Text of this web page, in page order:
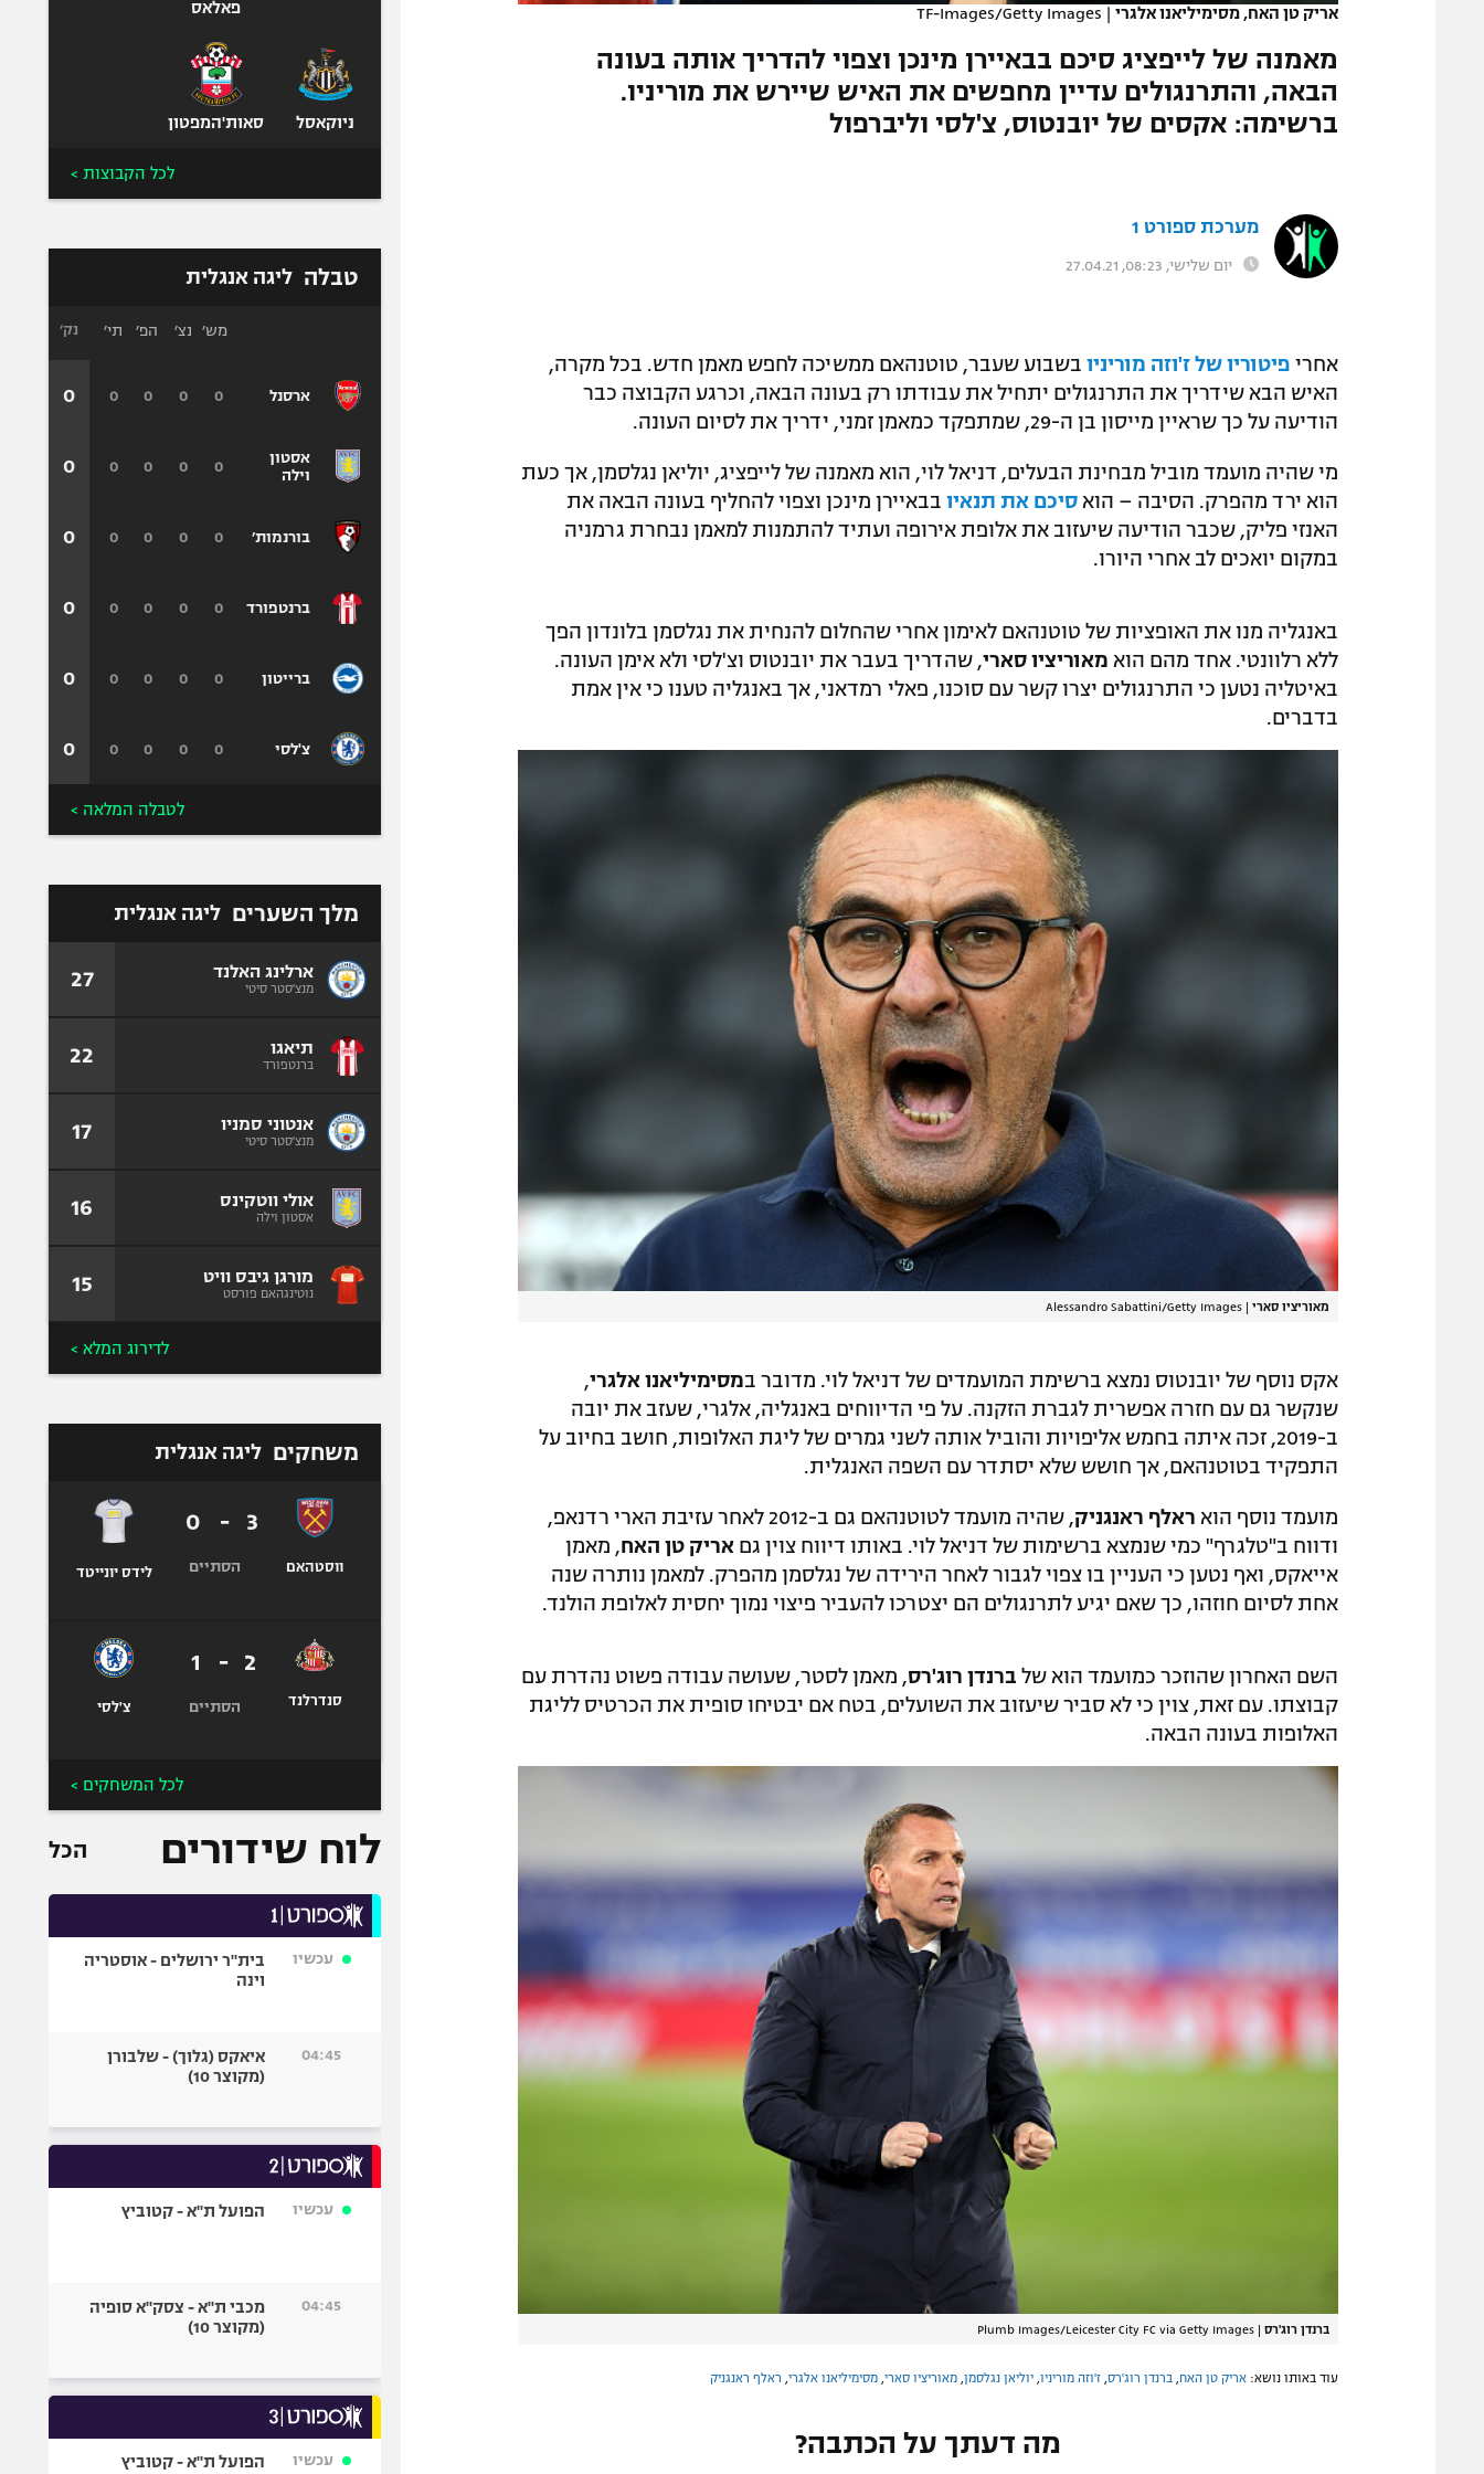
המגזיןאריק טן האח, מסימיליאנו אלגרי |
TF-Images/Getty Images
מאמנה של לייפציג סיכם בבאיירן מינכן וצפוי להדריך אותה בעונה
הבאה, והתרנגולים עדיין מחפשים את האיש שיירש את מוריניו.
ברשימה: אקסים של יובנטוס, צ'לסי וליברפול
מערכת ספורט 1
יום שלישי, 08:23, 27.04.21
אחרי פיטוריו של ז'וזה מוריניו בשבוע שעבר, טוטנהאם ממשיכה לחפש מאמן חדש. בכל מקרה,
האיש הבא שידריך את התרנגולים יתחיל את עבודתו רק בעונה הבאה, וכרגע הקבוצה כבר
הודיעה על כך שראיין מייסון בן ה-29, שמתפקד כמאמן זמני, ידריך את לסיום העונה.
מי שהיה מועמד מוביל מבחינת הבעלים, דניאל לוי, הוא מאמנה של לייפציג, יוליאן נגלסמן, אך כעת
הוא ירד מהפרק. הסיבה – הוא סיכם את תנאיו בבאיירן מינכן וצפוי להחליף בעונה הבאה את
האנזי פליק, שכבר הודיעה שיעזוב את אלופת אירופה ועתיד להתמנות למאמן נבחרת גרמניה
במקום יואכים לב אחרי היורו.
באנגליה מנו את האופציות של טוטנהאם לאימון אחרי שהחלום להנחית את נגלסמן בלונדון הפך
ללא רלוונטי. אחד מהם הוא מאוריציו סארי, שהדריך בעבר את יובנטוס וצ'לסי ולא אימן העונה.
באיטליה נטען כי התרנגולים יצרו קשר עם סוכנו, פאלי רמדאני, אך באנגליה טענו כי אין אמת
בדברים.
מאוריציו סארי Alessandro Sabattini/Getty Images
אקס נוסף של יובנטוס נמצא ברשימת המועמדים של דניאל לוי. מדובר במסימיליאנו אלגרי,
שנקשר גם עם חזרה אפשרית לגברת הזקנה. על פי הדיווחים באנגליה, אלגרי, שעזב את יובה
ב-2019, זכה איתה בחמש אליפויות והוביל אותה לשני גמרים של ליגת האלופות, חושב בחיוב על
התפקיד בטוטנהאם, אך חושש שלא יסתדר עם השפה האנגלית.
מועמד נוסף הוא ראלף ראנגניק
, שהיה מועמד לטוטנהאם גם ב-2012 לאחר עזיבת הארי רדנאפ,
ודווח ב"טלגרף" כמי שנמצא ברשימות של דניאל לוי. באותו דיווח צוין גם אריק טן האח, מאמן
אייאקס, ואף נטען כי העניין בו צפוי לגבור לאחר הירידה של נגלסמן מהפרק. למאמן נותרה שנה
אחת לסיום חוזהו, כך שאם יגיע לתרנגולים הם יצטרכו להעביר פיצוי נמוך יחסית לאלופת הולנד.
השם האחרון שהוזכר כמועמד הוא של ברנדן רוג'רס, מאמן לסטר, שעושה עבודה פשוט נהדרת עם
קבוצתו. עם זאת, צוין כי לא סביר שיעזוב את השועלים, בטח אם יבטיחו סופית את הכרטיס לליגת
האלופות בעונה הבאה.
ברנדן רוג'רס |
Plumb Images/Leicester City FC via Getty Images
עוד באותו נושא: אריק טן האח ברנדן רוג'רס ז'וזה מוריניו יוליאן נגלסמן מאוריציו סארי מסימיליאנו אלגרי ראלף ראנגניק
מה דעתך על הכתבה?
פאלאס
ניוקאסל סאות'המפטון
לכל הקבוצות >
טבלה ליגה אנגלית
ארסנל
אסטון
וילה
בורנמות׳
ברנטפורד
ברייטון
צ'לסי
מש׳ נצ׳ הפ׳ תי׳
0
0
0
0
0
0
0
0
0
0
0
0
0
0
0
0
0
0
0
0
0
0
0
0
נק׳
0
0
0
0
0
0
לטבלה המלאה >
מלך השערים ליגה אנגלית
ארלינג האלנד
מנצ'סטר סיטי 27
תיאגו
ברנטפורד 22
אנטוני סמניו
מנצ'סטר סיטי 17
אולי ווטקינס
אסטון וילה 16
מורגן גיבס וויט
נוטינגהאם פורסט 15
לדירוג המלא >
משחקים ליגה אנגלית
ווסטהאם
3
-
0
הסתיים לידס יונייטד
סנדרלנד
2
-
1
הסתיים צ'לסי
לכל המשחקים >
לוח שידורים הכל
עכשיו
בית"ר ירושלים - אוסטריה
וינה
04:45
איאקס (גלוך) - שלבורן
(מקוצר 10)
עכשיו הפועל ת"א - קטוביץ
04:45
מכבי ת"א - צסק"א סופיה
(מקוצר 10)
עכשיו הפועל ת"א - קטוביץ